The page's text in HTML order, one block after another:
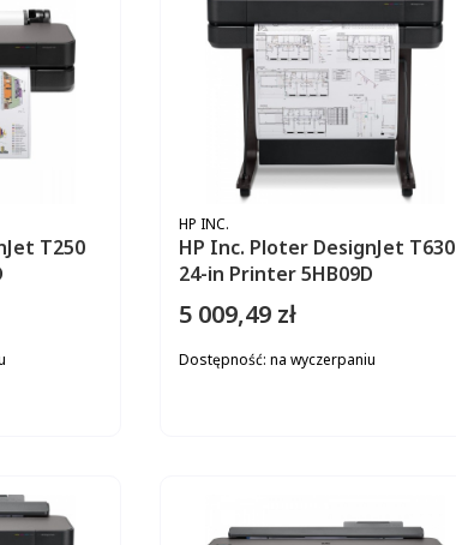
T250
HP Inc. Ploter DesignJet T630
24-in Printer 5HB09D
PRODUCENT
HP INC.
Cena
5 009,49 zł
Dostępność: na wyczerpaniu